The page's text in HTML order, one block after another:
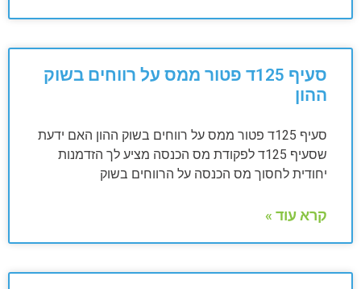
סעיף 125ד פטור ממס על רווחים בשוק
ההון
סעיף 125ד פטור ממס על רווחים בשוק ההון האם ידעת
שסעיף 125ד לפקודת מס הכנסה מציע לך הזדמנות
יחודית לחסוך מס הכנסה על הרווחים בשוק
קרא עוד »